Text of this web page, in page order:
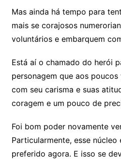
Mas ainda há tempo para
mais se corajosos
voluntários e embarquem
Está aí o chamado do herói
personagem que aos
com seu carisma e suas
coragem e um pouco de
Foi bom poder novamente
Particularmente, esse
preferido agora. E isso se